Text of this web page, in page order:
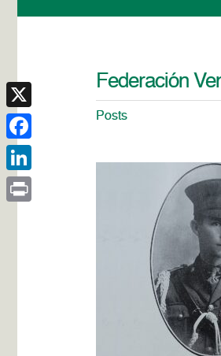
Federación
Posts
X
Facebook
LinkedIn